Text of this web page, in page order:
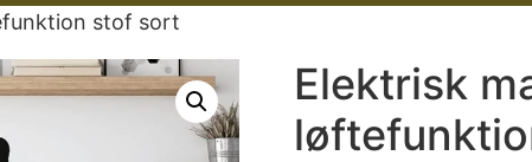
stof sort
Elektrisk